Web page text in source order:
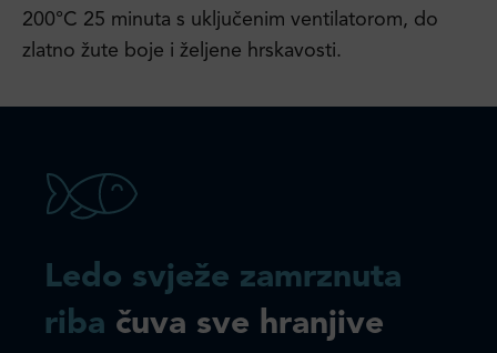
200°C 25 minuta s uključenim ventilatorom, do
zlatno žute boje i željene hrskavosti.
Ledo svježe zamrznuta
riba čuva sve hranjive